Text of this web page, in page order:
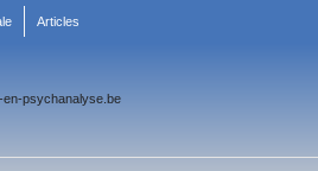
Articles
en-psychanalyse.be